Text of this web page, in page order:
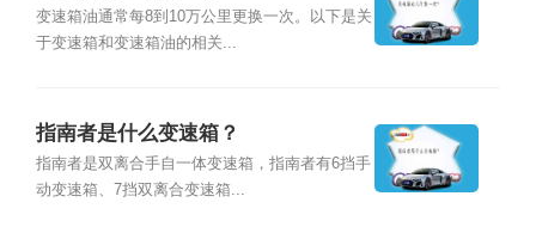
变速箱油通常每8到10万公里更换一次。以下是关
于变速箱和变速箱油的相关...
指南者是什么变速箱？
指南者是双离合手自一体变速箱，指南者有6挡手
动变速箱、7挡双离合变速箱...